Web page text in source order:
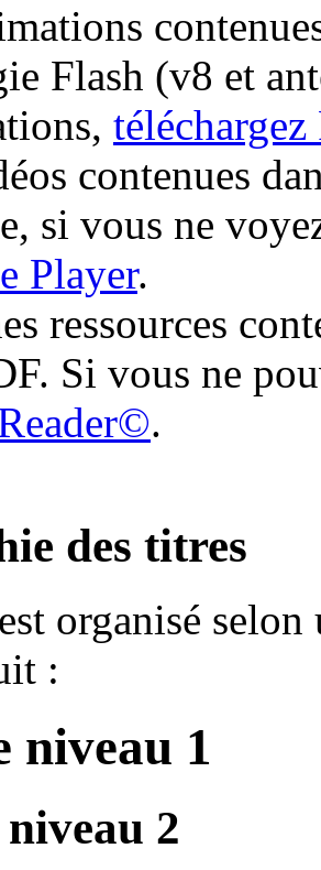
Flash (v8 et
contenues
si vous ne
Player.
ressources
Si vous ne
.
des titres
organisé
:
niveau 1
niveau 2